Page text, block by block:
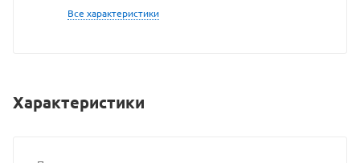
Все характеристики
Характеристики